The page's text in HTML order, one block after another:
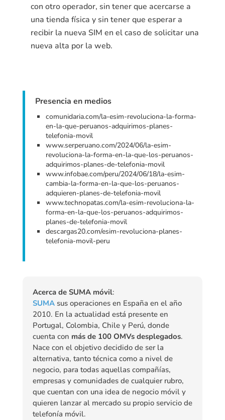
con otro operador, sin tener que acercarse a
una tienda física y sin tener que esperar a
recibir la nueva SIM en el caso de solicitar una
nueva alta por la web.
Presencia en medios
comunidaria.com/la-esim-revoluciona-la-forma-
en-la-que-peruanos-adquirimos-planes-
telefonia-movil
www.serperuano.com/2024/06/la-esim-
revoluciona-la-forma-en-la-que-los-peruanos-
adquirimos-planes-de-telefonia-movil
www.infobae.com/peru/2024/06/18/la-esim-
cambia-la-forma-en-la-que-los-peruanos-
adquieren-planes-de-telefonia-movil
www.technopatas.com/la-esim-revoluciona-la-
forma-en-la-que-los-peruanos-adquirimos-
planes-de-telefonia-movil
descargas20.com/esim-revoluciona-planes-
telefonia-movil-peru
Acerca de SUMA móvil:
SUMAsus operaciones en España en el año
2010. En la actualidad está presente en
Portugal, Colombia, Chile y Perú, donde
cuenta con más de 100 OMVs desplegados.
Nace con el objetivo decidido de ser la
alternativa, tanto técnica como a nivel de
negocio, para todas aquellas compañías,
empresas y comunidades de cualquier rubro,
que cuentan con una idea de negocio móvil y
quieren lanzar al mercado su propio servicio de
telefonía móvil.